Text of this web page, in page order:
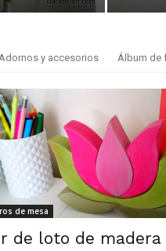
y accesorios Álbum de
de mesa
de loto de madera